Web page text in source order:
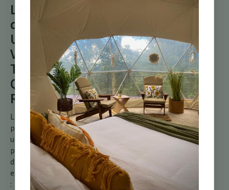
Les Espèces
d’Oiseaux
Uniques que
Vous Ne
Trouverez
Qu’au Costa
Rica
Le Costa Rica abrite
plusieurs espèces d’oiseaux
uniques, en faisant un rêve
pour les observateurs
d’oiseaux. Certaines
espèces notables incluent
: